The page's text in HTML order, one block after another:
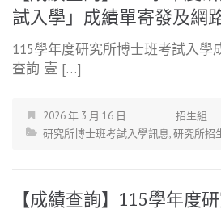
試入學」成績單寄發及網
115學年度研究所博士班考試入學
查詢 壹 […]
2026 年 3 月 16 日
招生組
研究所博士班考試入學訊息,研究所招
【成績查詢】115學年度